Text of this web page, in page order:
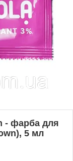
- фарба для
5 мл